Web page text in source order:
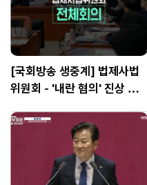
[국회방송 생중계] 법제사법
위원회 - '내란 혐의' 진상 규
4.12.9.)